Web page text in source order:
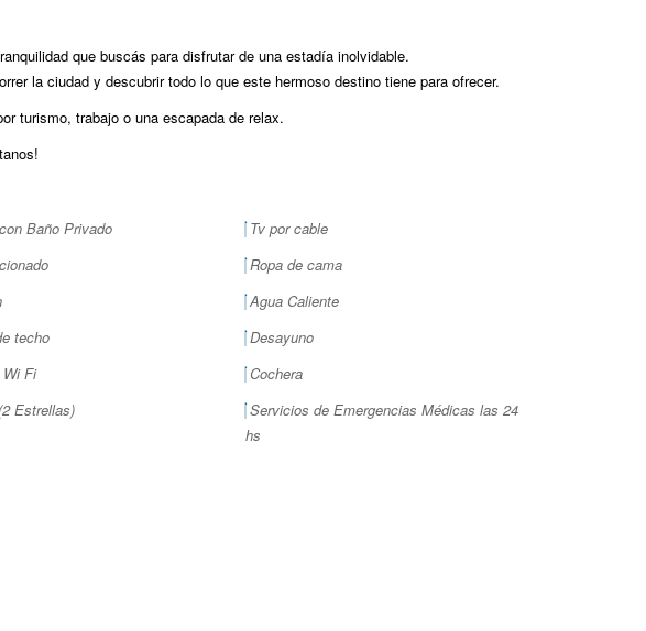
que buscás para disfrutar de una estadía inolvidable.
la ciudad y descubrir todo lo que este hermoso destino tiene para ofrecer.
turismo, trabajo o una escapada de relax.
Baño Privado
techo
Fi
Estrellas)
Tv por cable
Ropa de cama
Agua Caliente
Desayuno
Cochera
Servicios de Emergencias Médicas las 24
hs